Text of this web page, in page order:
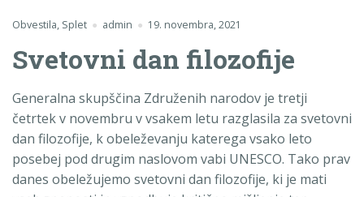
Obvestila, Splet admin 19. novembra, 2021
Svetovni dan filozofije
Generalna skupščina Združenih narodov je tretji
četrtek v novembru v vsakem letu razglasila za svetovni
dan filozofije, k obeleževanju katerega vsako leto
posebej pod drugim naslovom vabi UNESCO. Tako prav
danes obeležujemo svetovni dan filozofije, ki je mati